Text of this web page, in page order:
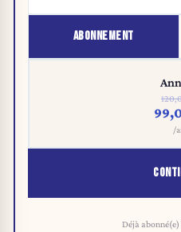
ABONNEMENT
/
Déjà abonné(e)